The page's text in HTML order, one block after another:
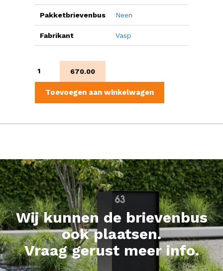
Pakketbrievenbus Neen
Fabrikant Vasp
aantal
670.00
Toevoegen aan winkelwagen
Wij kunnen de brievenbus
ook plaatsen.
Vraag gerust meer info.